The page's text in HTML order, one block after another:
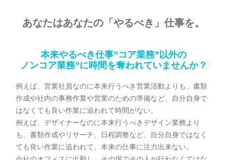
あなたはあなたの「やるべき」仕事を。
本来やるべき仕事”コア業務”以外の
ノンコア業務”に時間を奪われていませんか？
例えば、営業社員なのに本来行うべき営業活動よりも、書類
作成や社内の事務作業や営業のための準備など、自分自身で
はなくても良い作業に追われて時間がない。
例えば、デザイナーなのに本来行うべきデザイン業務より
も、書類作成やリサーチ、日程調整など、自分自身ではなく
ても良い作業に追われて、本来の仕事に注力出来ない。